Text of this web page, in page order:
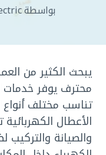
بواسطة
يبحث الكثير من
محترف يوفر خدمات
تناسب مختلف أنواع
الأعطال
والصيانة